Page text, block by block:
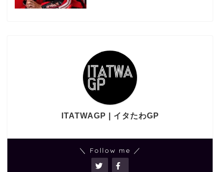
ITATWAGP | イタたわGP
＼ Follow me ／